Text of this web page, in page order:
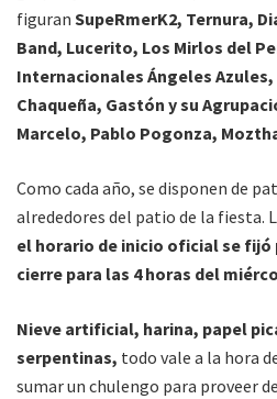
figuran SupeRmerK2, Ternura,
Band, Lucerito, Los Mirlos del
Internacionales Ángeles
Chaqueña, Gastón y su
Marcelo, Pablo Pogonza,
Como cada año, se disponen de
alrededores del patio de la fiesta.
el horario de inicio oficial se fijó
cierre para las 4 horas del
Nieve artificial, harina, papel
serpentinas, todo vale a la hora
sumar un chulengo para proveer